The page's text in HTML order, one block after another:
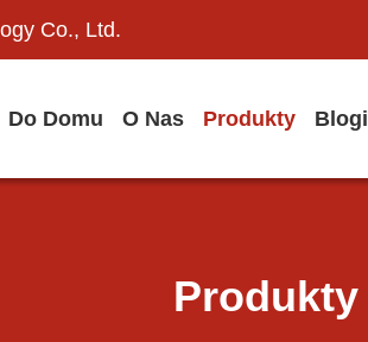
Co., Ltd.
Do Domu O Nas Produkty Blogi
Produkty